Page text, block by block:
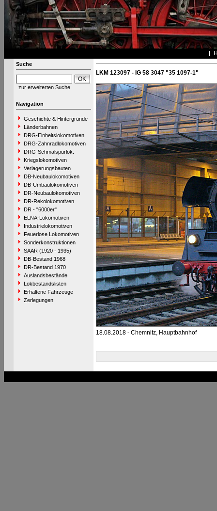
Suche
zur erweiterten Suche
Navigation
Geschichte & Hintergründe
Länderbahnen
DRG-Einheitslokomotiven
DRG-Zahnradlokomotiven
DRG-Schmalspurlok.
Kriegslokomotiven
Verlagerungsbauten
DB-Neubaulokomotiven
DB-Umbaulokomotiven
DR-Neubaulokomotiven
DR-Rekolokomotiven
DR - "6000er"
ELNA-Lokomotiven
Industrielokomotiven
Feuerlose Lokomotiven
Sonderkonstruktionen
SAAR (1920 - 1935)
DB-Bestand 1968
DR-Bestand 1970
Auslandsbestände
Lokbestandslisten
Erhaltene Fahrzeuge
Zerlegungen
LKM 123097 - IG 58 3047 "35 1097-1"
18.08.2018 - Chemnitz, Hauptbahnhof